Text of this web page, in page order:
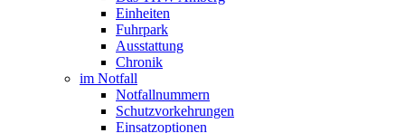
Einheiten
Fuhrpark
Ausstattung
Chronik
im Notfall
Notfallnummern
Schutzvorkehrungen
Einsatzoptionen